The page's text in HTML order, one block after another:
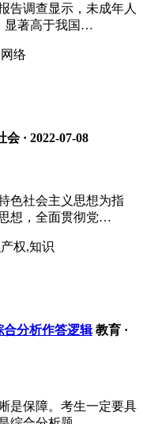
告调查显示，未成年人
显著高于我国…
络
会· 2022-07-08
色社会主义思想为指
想，全面贯彻党…
权,知识
合分析作答逻辑 教育 ·
是保障。考生一定要具